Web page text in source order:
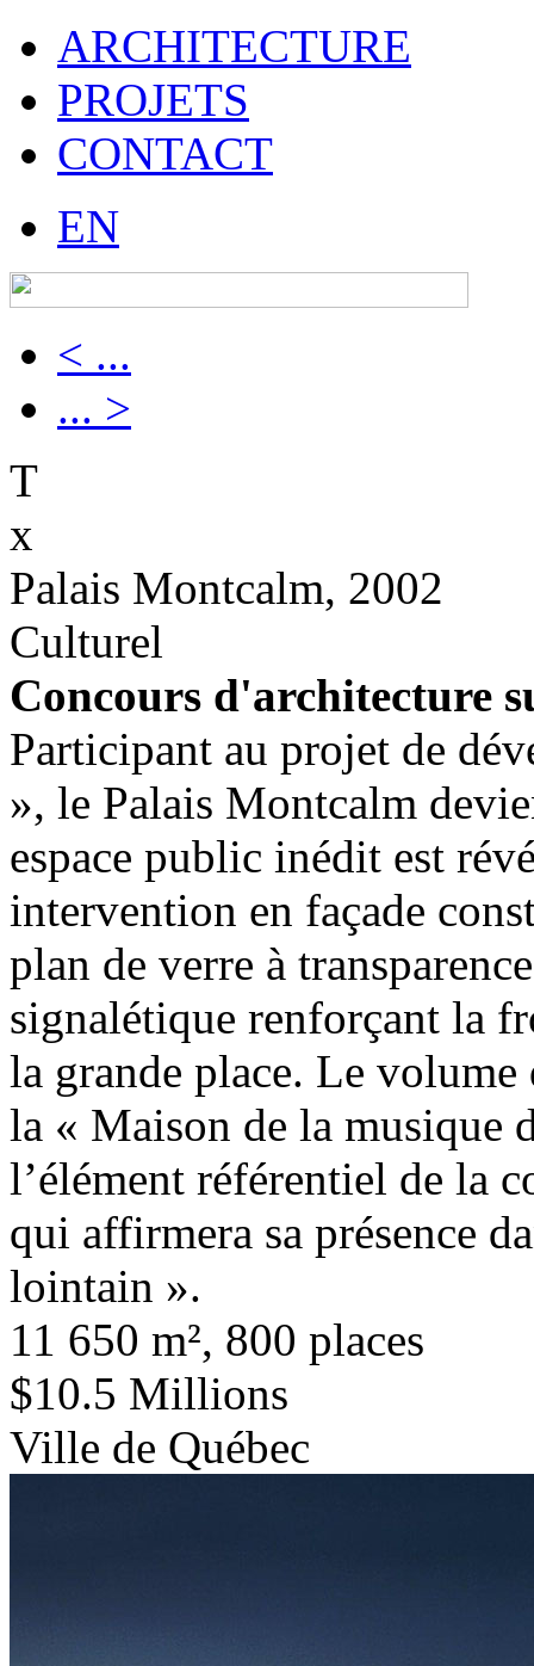
ARCHITECTURE
PROJETS
CONTACT
EN
< ...
... >
T
x
Palais Montcalm, 2002
Culturel
Concours d'architecture
Participant au projet de
», le Palais Montcalm
espace public inédit est
intervention en façade
plan de verre à
signalétique renforçant la
la grande place. Le
la « Maison de la musique
l’élément référentiel de la
qui affirmera sa présence
lointain ».
11 650 m², 800 places
$10.5 Millions
Ville de Québec